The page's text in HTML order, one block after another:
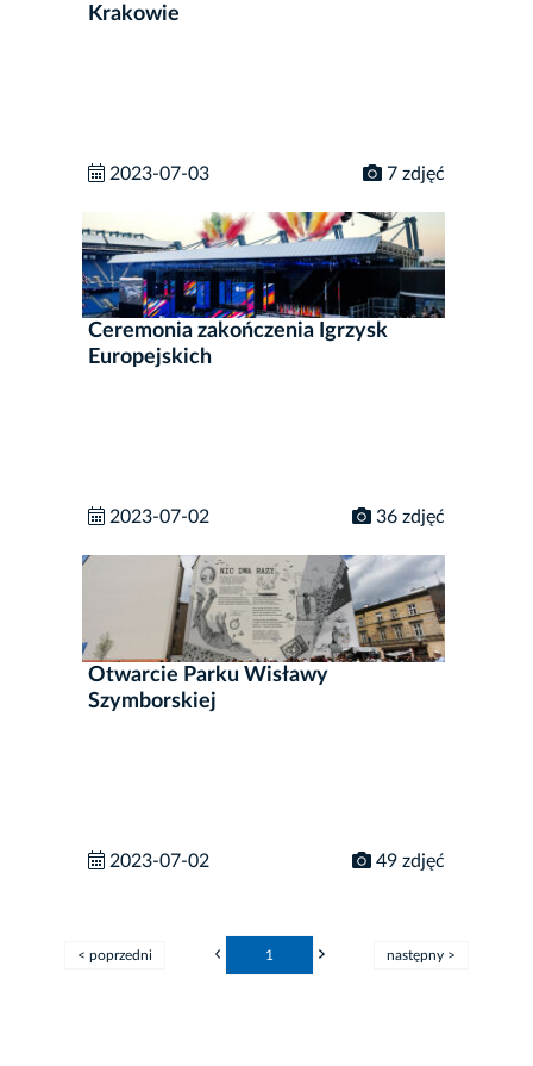
Krakowie
2023-07-03 7 zdjęć
Ceremonia zakończenia Igrzysk
Europejskich
2023-07-02 36 zdjęć
Otwarcie Parku Wisławy
Szymborskiej
2023-07-02 49 zdjęć
< poprzedni 1 następny >